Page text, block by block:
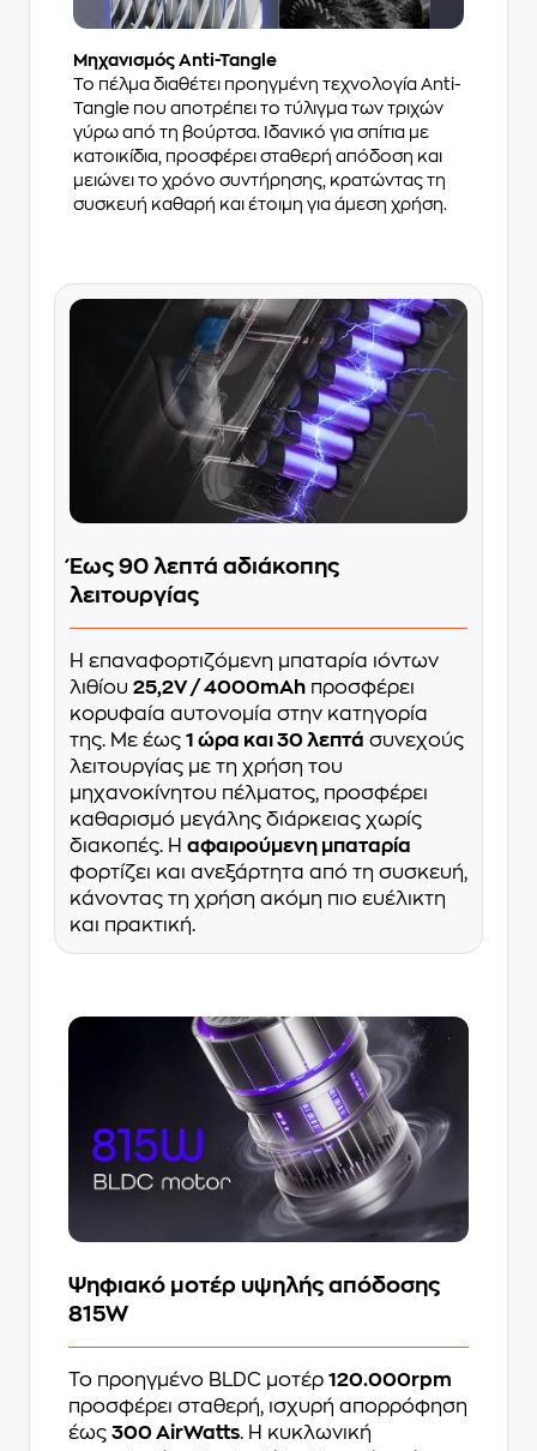
Μηχανισμός Anti-Tangle
Το πέλμα διαθέτει προηγμένη τεχνολογία Anti-
Tangle που αποτρέπει το τύλιγμα των τριχών
γύρω από τη βούρτσα. Ιδανικό για σπίτια με
κατοικίδια, προσφέρει σταθερή απόδοση και
μειώνει το χρόνο συντήρησης, κρατώντας τη
συσκευή καθαρή και έτοιμη για άμεση χρήση.
Έως 90 λεπτά αδιάκοπης
λειτουργίας
Η επαναφορτιζόμενη μπαταρία ιόντων
λιθίου 25,2V / 4000mAh προσφέρει
κορυφαία αυτονομία στην κατηγορία
της. Με έως 1 ώρα και 30 λεπτά συνεχούς
λειτουργίας με τη χρήση του
μηχανοκίνητου πέλματος, προσφέρει
καθαρισμό μεγάλης διάρκειας χωρίς
διακοπές. Η αφαιρούμενη μπαταρία
φορτίζει και ανεξάρτητα από τη συσκευή,
κάνοντας τη χρήση ακόμη πιο ευέλικτη
και πρακτική.
Ψηφιακό μοτέρ υψηλής απόδοσης
815W
Το προηγμένο BLDC μοτέρ 120.000rpm
προσφέρει σταθερή, ισχυρή απορρόφηση
έως 300 AirWatts. Η κυκλωνική